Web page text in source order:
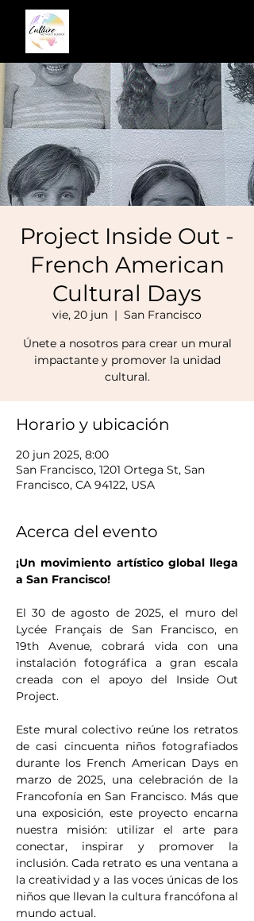
Project Inside Out -
French American
Cultural Days
vie, 20 jun
  |
San Francisco
Únete a nosotros para crear un mural
impactante y promover la unidad
cultural.
Horario y ubicación
20 jun 2025, 8:00
San Francisco, 1201 Ortega St, San
Francisco, CA 94122, USA
Acerca del evento
¡Un movimiento artístico global llega
a San Francisco!
El 30 de agosto de 2025, el muro del
Lycée Français de San Francisco, en
19th Avenue, cobrará vida con una
instalación fotográfica a gran escala
creada con el apoyo del Inside Out
Project.
Este mural colectivo reúne los retratos
de casi cincuenta niños fotografiados
durante los French American Days en
marzo de 2025, una celebración de la
Francofonía en San Francisco. Más que
una exposición, este proyecto encarna
nuestra misión: utilizar el arte para
conectar, inspirar y promover la
inclusión. Cada retrato es una ventana a
la creatividad y a las voces únicas de los
niños que llevan la cultura francófona al
mundo actual.